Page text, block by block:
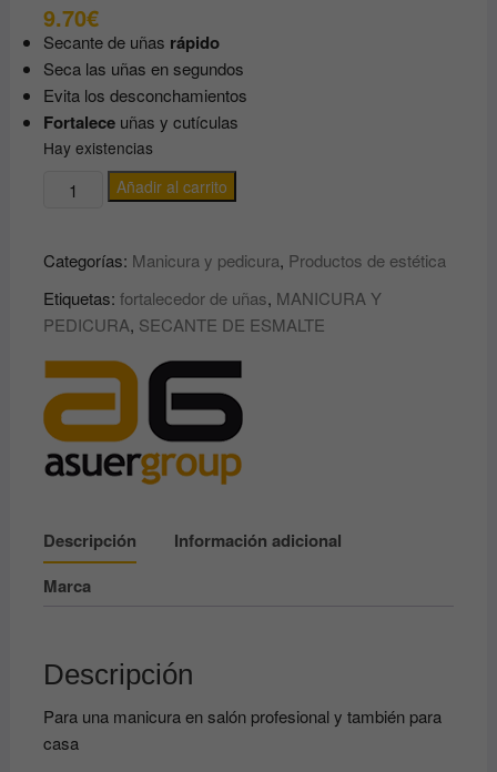
9.70€
Secante de uñas rápido
Seca las uñas en segundos
Evita los desconchamientos
Fortaleceuñas y cutículas
Hay existencias
SPRAY
SECANTE
ESMALTE
DE
UÑAS
cantidad
Añadir al carrito
Categorías: Manicura y pedicura, Productos de estética
Etiquetas: fortalecedor de uñas, MANICURA Y
PEDICURA, SECANTE DE ESMALTE
Descripción
Información adicional
Marca
Descripción
Para una manicura en salón profesional y también para
casa